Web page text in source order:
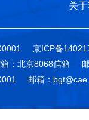
关
京ICP备
：北京8068信箱
邮箱：